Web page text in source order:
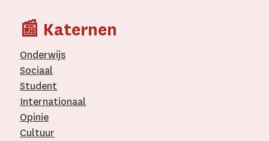
📰 Katernen
Onderwijs
Sociaal
Student
Internationaal­
Opinie
Cultuur